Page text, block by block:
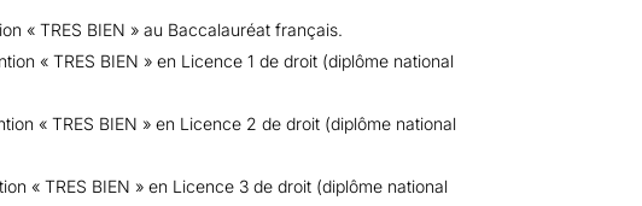
« TRES BIEN » au Baccalauréat français.
« TRES BIEN » en Licence 1 de droit (diplôme national
« TRES BIEN » en Licence 2 de droit (diplôme national
« TRES BIEN » en Licence 3 de droit (diplôme national